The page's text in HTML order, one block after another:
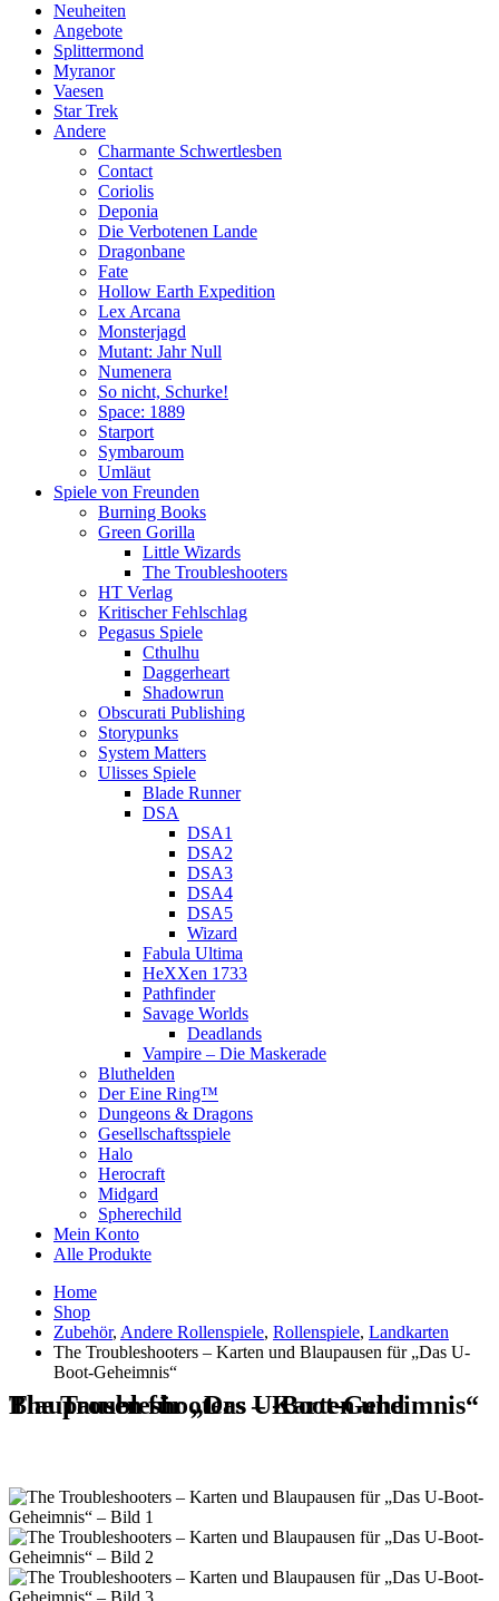
Neuheiten
Angebote
Splittermond
Myranor
Vaesen
Star Trek
Andere
Charmante Schwertlesben
Contact
Coriolis
Deponia
Die Verbotenen Lande
Dragonbane
Fate
Hollow Earth Expedition
Lex Arcana
Monsterjagd
Mutant: Jahr Null
Numenera
So nicht, Schurke!
Space: 1889
Starport
Symbaroum
Umläut
Spiele von Freunden
Burning Books
Green Gorilla
Little Wizards
The Troubleshooters
HT Verlag
Kritischer Fehlschlag
Pegasus Spiele
Cthulhu
Daggerheart
Shadowrun
Obscurati Publishing
Storypunks
System Matters
Ulisses Spiele
Blade Runner
DSA
DSA1
DSA2
DSA3
DSA4
DSA5
Wizard
Fabula Ultima
HeXXen 1733
Pathfinder
Savage Worlds
Deadlands
Vampire – Die Maskerade
Bluthelden
Der Eine Ring™
Dungeons & Dragons
Gesellschaftsspiele
Halo
Herocraft
Midgard
Spherechild
Mein Konto
Alle Produkte
Home
Shop
Zubehör, Andere Rollenspiele, Rollenspiele, Landkarten
The Troubleshooters – Karten und Blaupausen für „Das U-
Boot-Geheimnis“
The Troubleshooters – Karten und Blaupausen für „Das U-Boot-Geheimnis“